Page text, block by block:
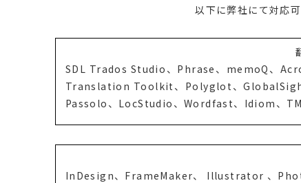
以下に弊社にて対応
SDL Trados Studio、Phrase、memoQ、
Translation Toolkit、Polyglot、
Passolo、LocStudio、Wordfast、Idiom、
InDesign、FrameMaker、 Illustrator 、